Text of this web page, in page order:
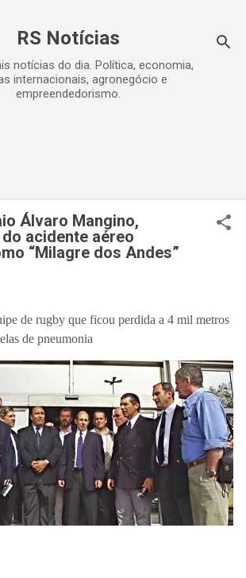
RS Notícias
notícias do dia. Política, economia,
internacionais, agronegócio e
empreendedorismo.
Álvaro Mangino,
acidente aéreo
“Milagre dos Andes”
de rugby que ficou perdida a 4 mil metros
de pneumonia